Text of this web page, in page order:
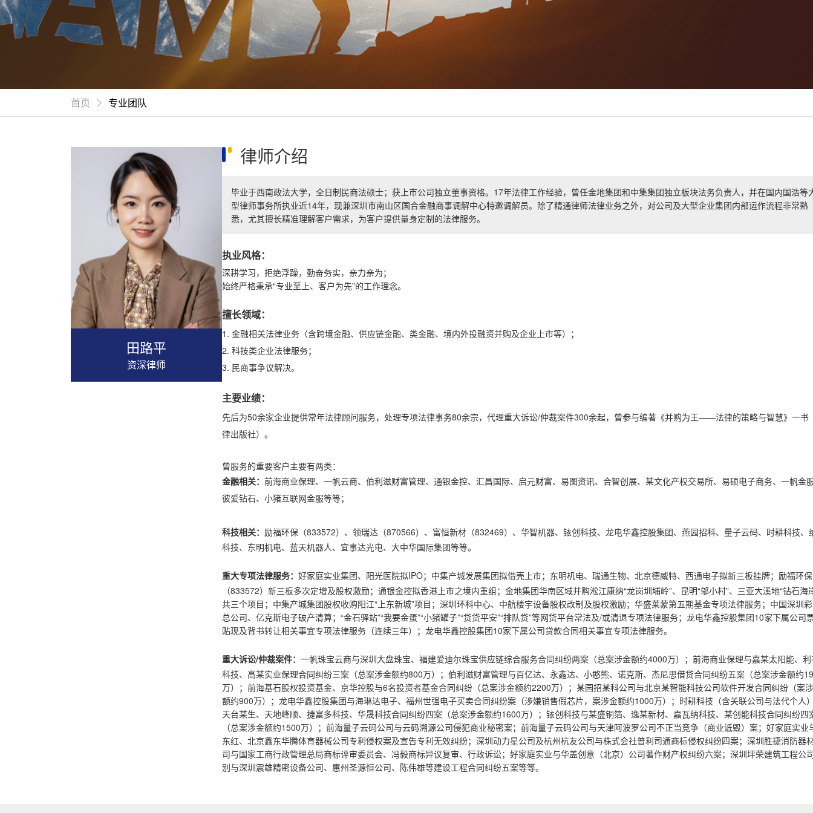
首页 专业团队
田路平
资深律师
律师介绍
毕业于西南政法大学，全日制民商法硕士；获上市公司独立董事资格。17年法律工作经验，曾任金地集团和中集集团独立板块法务负责人，并在国内国浩等
型律师事务所执业近14年，现兼深圳市南山区国合金融商事调解中心特邀调解员。除了精通律师法律业务之外，对公司及大型企业集团内部运作流程非常熟
悉，尤其擅长精准理解客户需求，为客户提供量身定制的法律服务。
执业风格：
深耕学习，拒绝浮躁，勤奋务实，亲力亲为；
始终严格秉承“专业至上、客户为先”的工作理念。
擅长领域：
1. 金融相关法律业务（含跨境金融、供应链金融、类金融、境内外投融资并购及企业上市等）；
2. 科技类企业法律服务；
3. 民商事争议解决。
主要业绩：
先后为50余家企业提供常年法律顾问服务，处理专项法律事务80余宗，代理重大诉讼/仲裁案件300余起，曾参与编著《并购为王——法律的策略与智慧》一书
律出版社）。
曾服务的重要客户主要有两类：
金融相关： 前海商业保理、一帆云商、伯利滋财富管理、通银金控、汇昌国际、启元财富、易图资讯、合智创展、某文化产权交易所、易硕电子商务、一帆金
彼爱钻石、小猪互联网金服等等；
科技相关： 励福环保（833572）、领瑞达（870566）、富恒新材（832469）、华智机器、铱创科技、龙电华鑫控股集团、燕园招科、量子云码、时耕科技、
科技、东明机电、蓝天机器人、宜事达光电、大中华国际集团等等。
重大专项法律服务： 好家庭实业集团、阳光医院拟IPO；中集产城发展集团拟借壳上市；东明机电、瑞通生物、北京德威特、西通电子拟新三板挂牌；励福环保
（833572）新三板多次定增及股权激励；通银金控拟香港上市之境内重组；金地集团华南区域并购淞江康纳“龙岗圳埔岭”、昆明“邬小村”、三亚大溪地“钻石海
共三个项目；中集产城集团股权收购阳江“上东新城”项目；深圳环科中心、中航楼宇设备股权改制及股权激励；华盛莱蒙第五期基金专项法律服务；中国深圳
总公司、亿克斯电子破产清算；“金石驿站”“我要金蛋”“小猪罐子”“贷贷平安”“排队贷”等网贷平台常法及/或清退专项法律服务；龙电华鑫控股集团10家下属公司
贴现及背书转让相关事宜专项法律服务（连续三年）；龙电华鑫控股集团10家下属公司贷款合同相关事宜专项法律服务。
重大诉讼/仲裁案件： 一帆珠宝云商与深圳大盘珠宝、福建爱迪尔珠宝供应链综合服务合同纠纷两案（总案涉金额约4000万）；前海商业保理与嘉某太阳能、
科技、高某实业保理合同纠纷三案（总案涉金额约800万）；伯利滋财富管理与百亿达、永鑫达、小憨熊、诺克斯、杰尼思借贷合同纠纷五案（总案涉金额约
万）；前海基石股权投资基金、京华控股与6名投资者基金合同纠纷（总案涉金额约2200万）；某园招某科公司与北京某智能科技公司软件开发合同纠纷（案
额约900万）；龙电华鑫控股集团与海琳达电子、福州世强电子买卖合同纠纷案（涉嫌销售假芯片，案涉金额约1000万）；时耕科技（含关联公司与法代个人
天台某生、天地峰顺、捷富多科技、华晟科技合同纠纷四案（总案涉金额约1600万）；铱创科技与某盛铜箔、逸某新材、嘉瓦纳科技、某创能科技合同纠纷四
（总案涉金额约1500万）；前海量子云码公司与云码溯源公司侵犯商业秘密案；前海量子云码公司与天津阿波罗公司不正当竞争（商业诋毁）案；好家庭实业
东红、北京鑫东华腾体育器械公司专利侵权案及宣告专利无效纠纷；深圳动力星公司及杭州杭友公司与株式会社普利司通商标侵权纠纷四案；深圳胜捷消防器
司与国家工商行政管理总局商标评审委员会、冯毅商标异议复审、行政诉讼；好家庭实业与华盖创意（北京）公司著作财产权纠纷六案；深圳坪荣建筑工程公
别与深圳震雄精密设备公司、惠州圣源恒公司、陈伟雄等建设工程合同纠纷五案等等。